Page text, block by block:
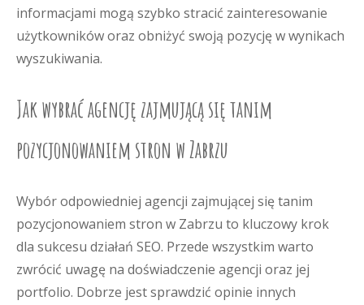
informacjami mogą szybko stracić zainteresowanie
użytkowników oraz obniżyć swoją pozycję w wynikach
wyszukiwania.
Jak wybrać agencję zajmującą się tanim
pozycjonowaniem stron w Zabrzu
Wybór odpowiedniej agencji zajmującej się tanim
pozycjonowaniem stron w Zabrzu to kluczowy krok
dla sukcesu działań SEO. Przede wszystkim warto
zwrócić uwagę na doświadczenie agencji oraz jej
portfolio. Dobrze jest sprawdzić opinie innych